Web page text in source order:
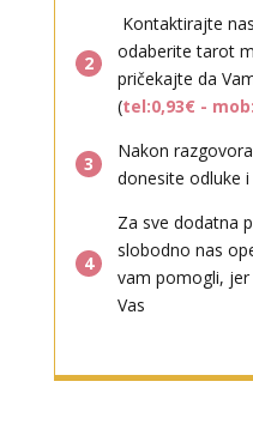
2
Kontaktirajte
odaberite tarot
pričekajte da
(tel:0,93€ -
3
Nakon
donesite odluke
4
Za sve dodatna
slobodno nas
vam pomogli,
Vas